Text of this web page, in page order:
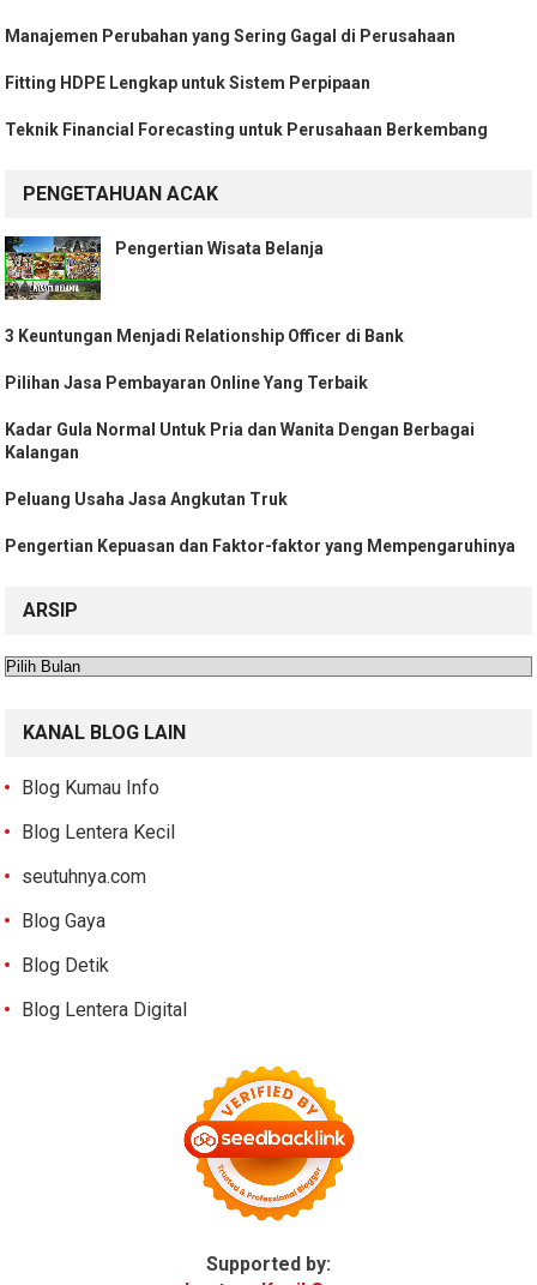
Manajemen Perubahan yang Sering Gagal di Perusahaan
Fitting HDPE Lengkap untuk Sistem Perpipaan
Teknik Financial Forecasting untuk Perusahaan Berkembang
PENGETAHUAN ACAK
Pengertian Wisata Belanja
3 Keuntungan Menjadi Relationship Officer di Bank
Pilihan Jasa Pembayaran Online Yang Terbaik
Kadar Gula Normal Untuk Pria dan Wanita Dengan Berbagai
Kalangan
Peluang Usaha Jasa Angkutan Truk
Pengertian Kepuasan dan Faktor-faktor yang Mempengaruhinya
ARSIP
Arsip
KANAL BLOG LAIN
Blog Kumau Info
Blog Lentera Kecil
seutuhnya.com
Blog Gaya
Blog Detik
Blog Lentera Digital
Supported by: